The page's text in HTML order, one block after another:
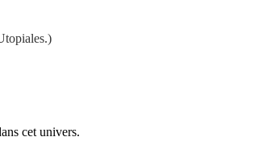
cet univers.